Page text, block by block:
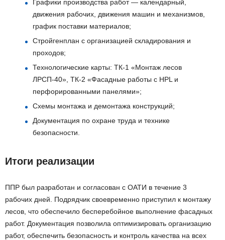
Графики производства работ — календарный,
движения рабочих, движения машин и механизмов,
график поставки материалов;
Стройгенплан с организацией складирования и
проходов;
Технологические карты: ТК-1 «Монтаж лесов
ЛРСП-40», ТК-2 «Фасадные работы с HPL и
перфорированными панелями»;
Схемы монтажа и демонтажа конструкций;
Документация по охране труда и технике
безопасности.
Итоги реализации
ППР был разработан и согласован с ОАТИ в течение 3
рабочих дней. Подрядчик своевременно приступил к монтажу
лесов, что обеспечило бесперебойное выполнение фасадных
работ. Документация позволила оптимизировать организацию
работ, обеспечить безопасность и контроль качества на всех